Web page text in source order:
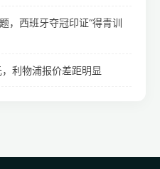
，西班牙夺冠印证“得青训
利物浦报价差距明显